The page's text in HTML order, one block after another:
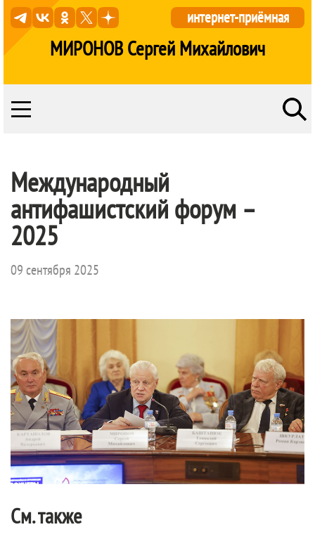
МИРОНОВ Сергей Михайлович
интернет-приёмная
Международный
антифашистский форум –
2025
09 сентября 2025
См. также